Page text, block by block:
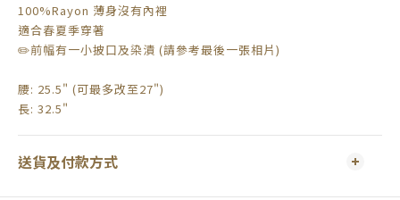
100%Rayon 薄身沒有內裡
適合春夏季穿著
✏️前幅有一小披口及染漬 (請參考最後一張相片)
腰: 25.5" (可最多改至27")
長: 32.5"
送貨及付款方式